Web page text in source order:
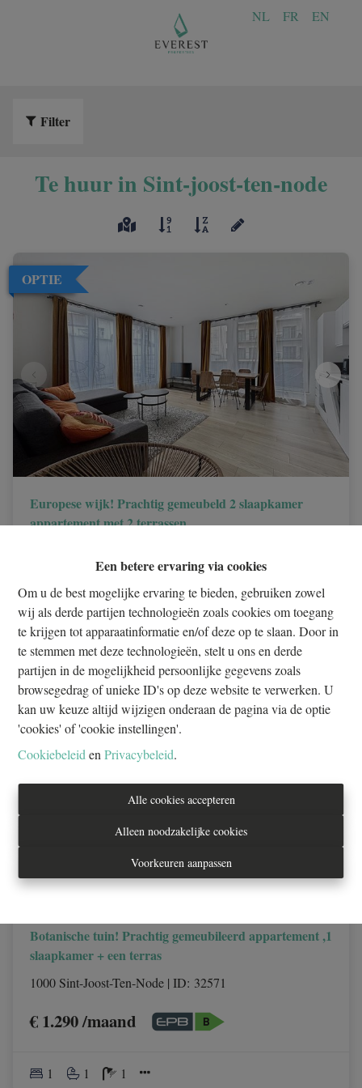
Een betere ervaring via cookies
Om u de best mogelijke ervaring te bieden, gebruiken zowel
wij als derde partijen technologieën zoals cookies om toegang
te krijgen tot apparaatinformatie en/of deze op te slaan. Door in
te stemmen met deze technologieën, stelt u ons en derde
partijen in de mogelijkheid persoonlijke gegevens zoals
browsegedrag of unieke ID's op deze website te verwerken. U
kan uw keuze altijd wijzigen onderaan de pagina via de optie
'cookies' of 'cookie instellingen'.
Cookiebeleid enPrivacybeleid.
Alle cookies accepteren
Alleen noodzakelijke cookies
Voorkeuren aanpassen
NL FR EN
Filter
Te huur in Sint-joost-ten-node
OPTIE
Europese wijk! Prachtig gemeubeld 2 slaapkamer
appartement met 2 terrassen
€ 1.750 /maand
2 1 1
OPTIE
Botanische tuin! Prachtig gemeubileerd appartement ,1
slaapkamer + een terras
1000 Sint-Joost-Ten-Node | ID: 32571
€ 1.290 /maand
1 1 1